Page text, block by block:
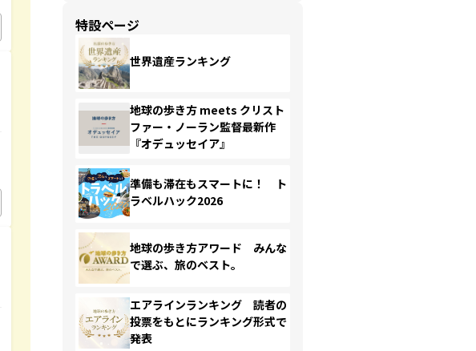
特設ページ
世界遺産ランキング
地球の歩き方 meets クリスト
ファー・ノーラン監督最新作
『オデュッセイア』
準備も滞在もスマートに！ ト
ラベルハック2026
地球の歩き方アワード みんな
で選ぶ、旅のベスト。
エアラインランキング 読者の
投票をもとにランキング形式で
発表